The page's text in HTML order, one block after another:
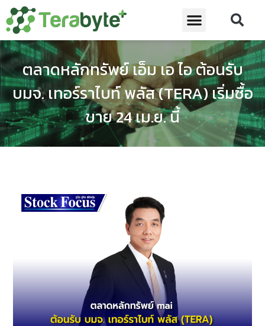
ตลาดหลักทรัพย์ เอ็ม เอ ไอ ต้อนรับ
บมจ. เทอร์ราไบท์ พลัส (TERA) เริ่มซื้อ
ขาย 24 เม.ย. นี้